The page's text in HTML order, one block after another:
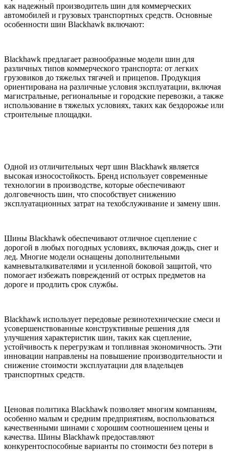
как надежный производитель шин для коммерческих
автомобилей и грузовых транспортных средств. Основные
особенности шин Blackhawk включают:
Blackhawk предлагает разнообразные модели шин для
различных типов коммерческого транспорта: от легких
грузовиков до тяжелых тягачей и прицепов. Продукция
ориентирована на различные условия эксплуатации, включая
магистральные, региональные и городские перевозки, а также
использование в тяжелых условиях, таких как бездорожье или
строительные площадки.
Одной из отличительных черт шин Blackhawk является
высокая износостойкость. Бренд использует современные
технологии в производстве, которые обеспечивают
долговечность шин, что способствует снижению
эксплуатационных затрат на техобслуживание и замену шин.
Шины Blackhawk обеспечивают отличное сцепление с
дорогой в любых погодных условиях, включая дождь, снег и
лед. Многие модели оснащены дополнительными
камневыталкивателями и усиленной боковой защитой, что
помогает избежать повреждений от острых предметов на
дороге и продлить срок службы.
Blackhawk использует передовые резинотехнические смеси и
усовершенствованные конструктивные решения для
улучшения характеристик шин, таких как сцепление,
устойчивость к перегрузкам и топливная экономичность. Эти
инновации направлены на повышение производительности и
снижение стоимости эксплуатации для владельцев
транспортных средств.
Ценовая политика Blackhawk позволяет многим компаниям,
особенно малым и средним предприятиям, воспользоваться
качественными шинами с хорошим соотношением цены и
качества. Шины Blackhawk предоставляют
конкурентоспособные варианты по стоимости без потери в